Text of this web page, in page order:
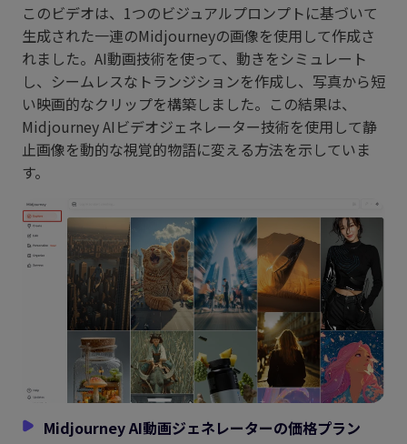
このビデオは、1つのビジュアルプロンプトに基づいて
生成された一連のMidjourneyの画像を使用して作成さ
れました。AI動画技術を使って、動きをシミュレート
し、シームレスなトランジションを作成し、写真から短
い映画的なクリップを構築しました。この結果は、
Midjourney AIビデオジェネレーター技術を使用して静
止画像を動的な視覚的物語に変える方法を示していま
す。
Midjourney AI動画ジェネレーターの価格プラン